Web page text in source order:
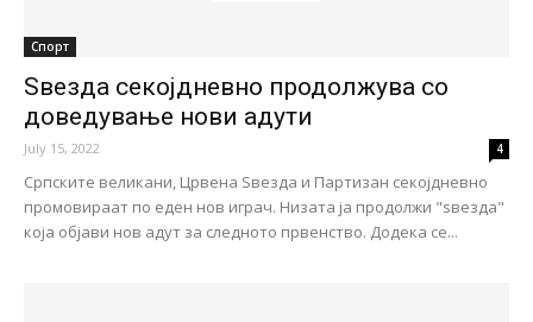
Спорт
Ѕвезда секојдневно продолжува со
доведување нови адути
July 15, 2022 4
Српските великани, Црвена Ѕвезда и Партизан секојдневно
промовираат по еден нов играч. Низата ја продолжи "ѕвезда"
која објави нов адут за следното првенство. Додека се...